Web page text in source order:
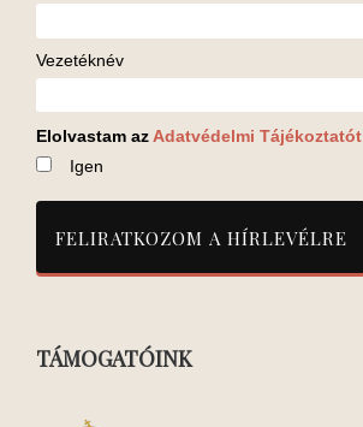
Vezetéknév
Elolvastam az Adatvédelmi Tájékoztatót
Igen
TÁMOGATÓINK